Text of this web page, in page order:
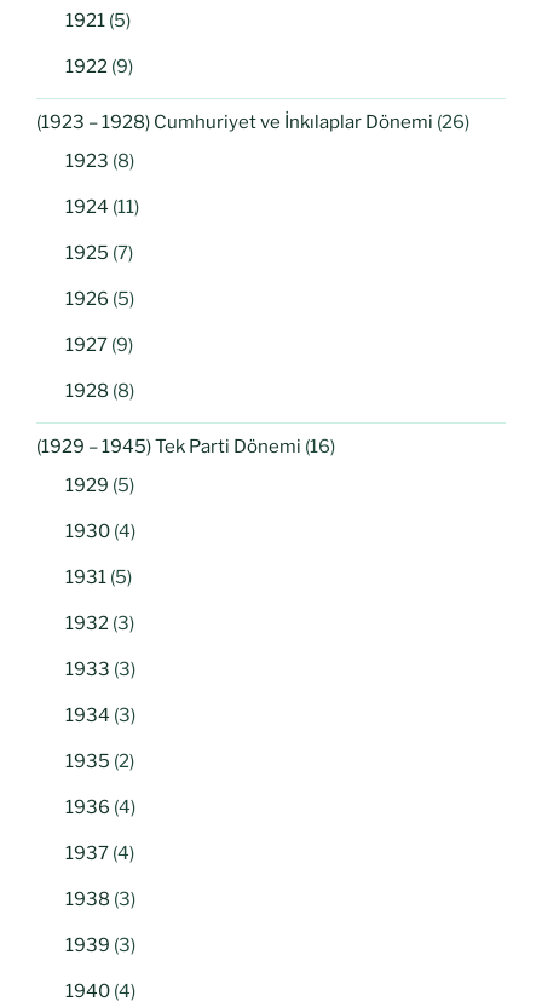
1921 (5)
1922 (9)
(1923 – 1928) Cumhuriyet ve İnkılaplar Dönemi (26)
1923 (8)
1924 (11)
1925 (7)
1926 (5)
1927 (9)
1928 (8)
(1929 – 1945) Tek Parti Dönemi (16)
1929 (5)
1930 (4)
1931 (5)
1932 (3)
1933 (3)
1934 (3)
1935 (2)
1936 (4)
1937 (4)
1938 (3)
1939 (3)
1940 (4)